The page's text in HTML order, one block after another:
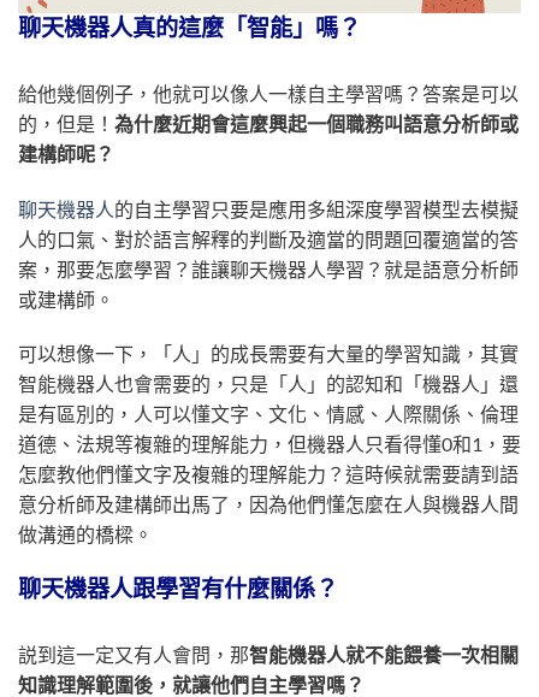
聊天機器人真的這麼「智能」嗎？
給他幾個例子，他就可以像人一樣自主學習嗎？答案是可以
的，但是！ 為什麼近期會這麼興起一個職務叫語意分析師或
建構師呢？
聊天機器人 的自主學習只要是應用多組深度學習模型去模擬
人的口氣、對於語言解釋的判斷及適當的問題回覆適當的答
案，那要怎麼學習？誰讓聊天機器人學習？就是語意分析師
或建構師。
可以想像一下，「人」的成長需要有大量的學習知識，其實
智能機器人也會需要的，只是「人」的認知和「機器人」還
是有區別的，人可以懂文字、文化、情感、人際關係、倫理
道德、法規等複雜的理解能力，但機器人只看得懂0和1，要
怎麼教他們懂文字及複雜的理解能力？這時候就需要請到語
意分析師及建構師出馬了，因為他們懂怎麼在人與機器人間
做溝通的橋樑。
聊天機器人跟學習有什麼關係？
説到這一定又有人會問，那智能機器人就不能餵養一次相關
知識理解範圍後，就讓他們自主學習嗎？